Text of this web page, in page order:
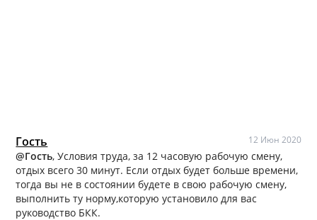
Гость 12 Июн 2020
@Гость, Условия труда, за 12 часовую рабочую смену,
отдых всего 30 минут. Если отдых будет больше времени,
тогда вы не в состоянии будете в свою рабочую смену,
выполнить ту норму,которую установило для вас
руководство БКК.